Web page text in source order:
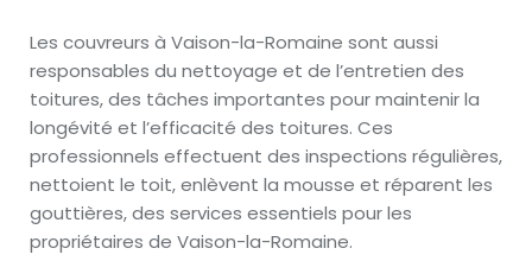
Les couvreurs à Vaison-la-Romaine sont aussi
responsables du nettoyage et de l’entretien des
toitures, des tâches importantes pour maintenir la
longévité et l’efficacité des toitures. Ces
professionnels effectuent des inspections régulières,
nettoient le toit, enlèvent la mousse et réparent les
gouttières, des services essentiels pour les
propriétaires de Vaison-la-Romaine.